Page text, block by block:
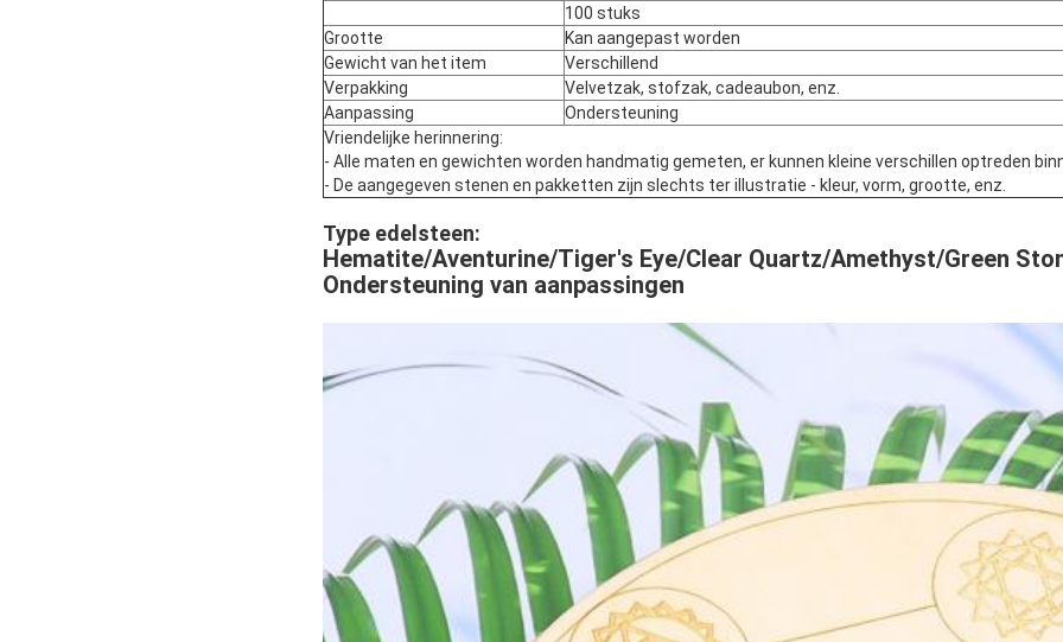
100 stuks
Grootte
Kan aangepast worden
Gewicht van het item
Verschillend
Verpakking
Velvetzak, stofzak, cadeaubon, enz.
Aanpassing
Ondersteuning
Vriendelijke herinnering:
- Alle maten en gewichten worden handmatig gemeten, er kunnen kleine verschillen optreden
- De aangegeven stenen en pakketten zijn slechts ter illustratie - kleur, vorm, grootte, enz.
Type edelsteen:
Hematite/Aventurine/Tiger's Eye/Clear Quartz/Amethyst/Green
Ondersteuning van aanpassingen